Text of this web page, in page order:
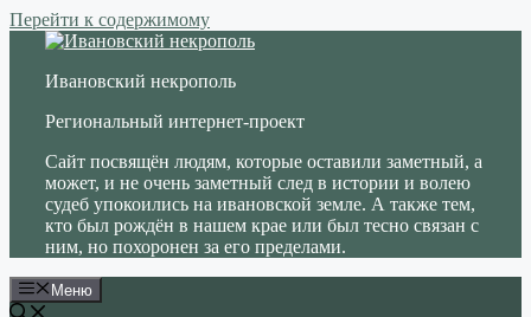
Перейти к содержимому
Ивановский некрополь
Региональный интернет-проект
Сайт посвящён людям, которые оставили заметный, а
может, и не очень заметный след в истории и волею
судеб упокоились на ивановской земле. А также тем,
кто был рождён в нашем крае или был тесно связан с
ним, но похоронен за его пределами.
Меню